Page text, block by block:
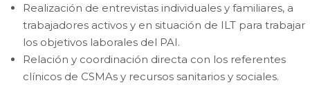
Realización de entrevistas individuales y familiares, a
trabajadores activos y en situación de ILT para trabajar
los objetivos laborales del PAI.
Relación y coordinación directa con los referentes
clínicos de CSMAs y recursos sanitarios y sociales.